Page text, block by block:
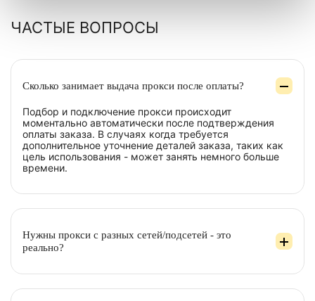
ЧАСТЫЕ ВОПРОСЫ
Сколько занимает выдача прокси после оплаты?
Подбор и подключение прокси происходит
моментально автоматически после подтверждения
оплаты заказа. В случаях когда требуется
дополнительное уточнение деталей заказа, таких как
цель использования - может занять немного больше
времени.
Нужны прокси с разных сетей/подсетей - это
реально?